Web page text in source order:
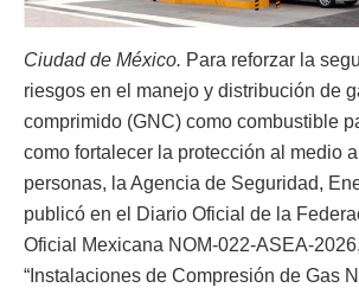
Ciudad de México. Para reforzar la
riesgos en el manejo y distribución de
comprimido (GNC) como combustible
como fortalecer la protección al medio
personas, la Agencia de Seguridad,
publicó en el Diario Oficial de la
Oficial Mexicana NOM-022-ASEA-
“Instalaciones de Compresión de Gas